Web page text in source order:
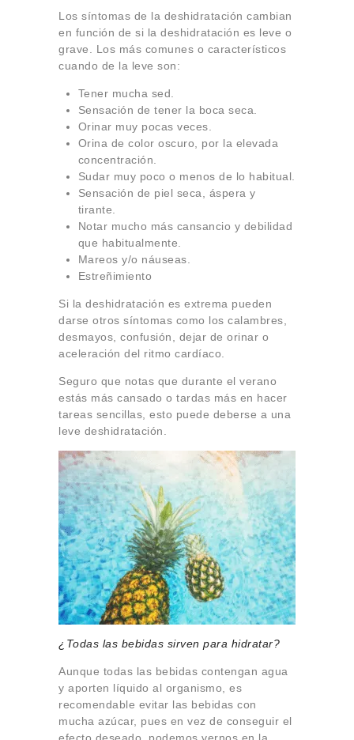
Los síntomas de la deshidratación cambian
en función de si la deshidratación es leve o
grave. Los más comunes o característicos
cuando de la leve son:
Tener mucha sed.
Sensación de tener la boca seca.
Orinar muy pocas veces.
Orina de color oscuro, por la elevada
concentración.
Sudar muy poco o menos de lo habitual.
Sensación de piel seca, áspera y
tirante.
Notar mucho más cansancio y debilidad
que habitualmente.
Mareos y/o náuseas.
Estreñimiento
Si la deshidratación es extrema pueden
darse otros síntomas como los calambres,
desmayos, confusión, dejar de orinar o
aceleración del ritmo cardíaco.
Seguro que notas que durante el verano
estás más cansado o tardas más en hacer
tareas sencillas, esto puede deberse a una
leve deshidratación.
¿Todas las bebidas sirven para hidratar?
Aunque todas las bebidas contengan agua
y aporten líquido al organismo, es
recomendable evitar las bebidas con
mucha azúcar, pues en vez de conseguir el
efecto deseado, podemos vernos en la